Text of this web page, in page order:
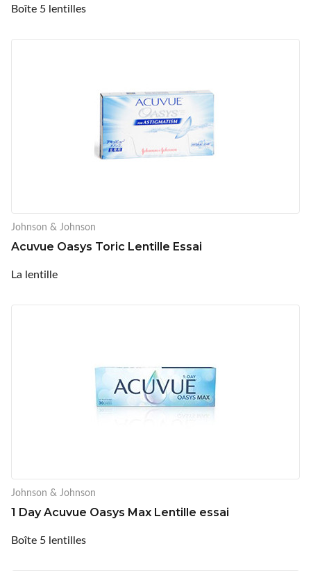
Boîte 5 lentilles
Johnson & Johnson
Acuvue Oasys Toric Lentille Essai
La lentille
Johnson & Johnson
1 Day Acuvue Oasys Max Lentille essai
Boîte 5 lentilles